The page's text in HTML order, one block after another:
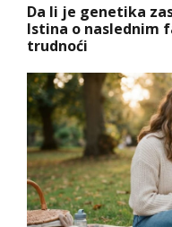
Da li je genetika
Istina o naslednim
trudnoći